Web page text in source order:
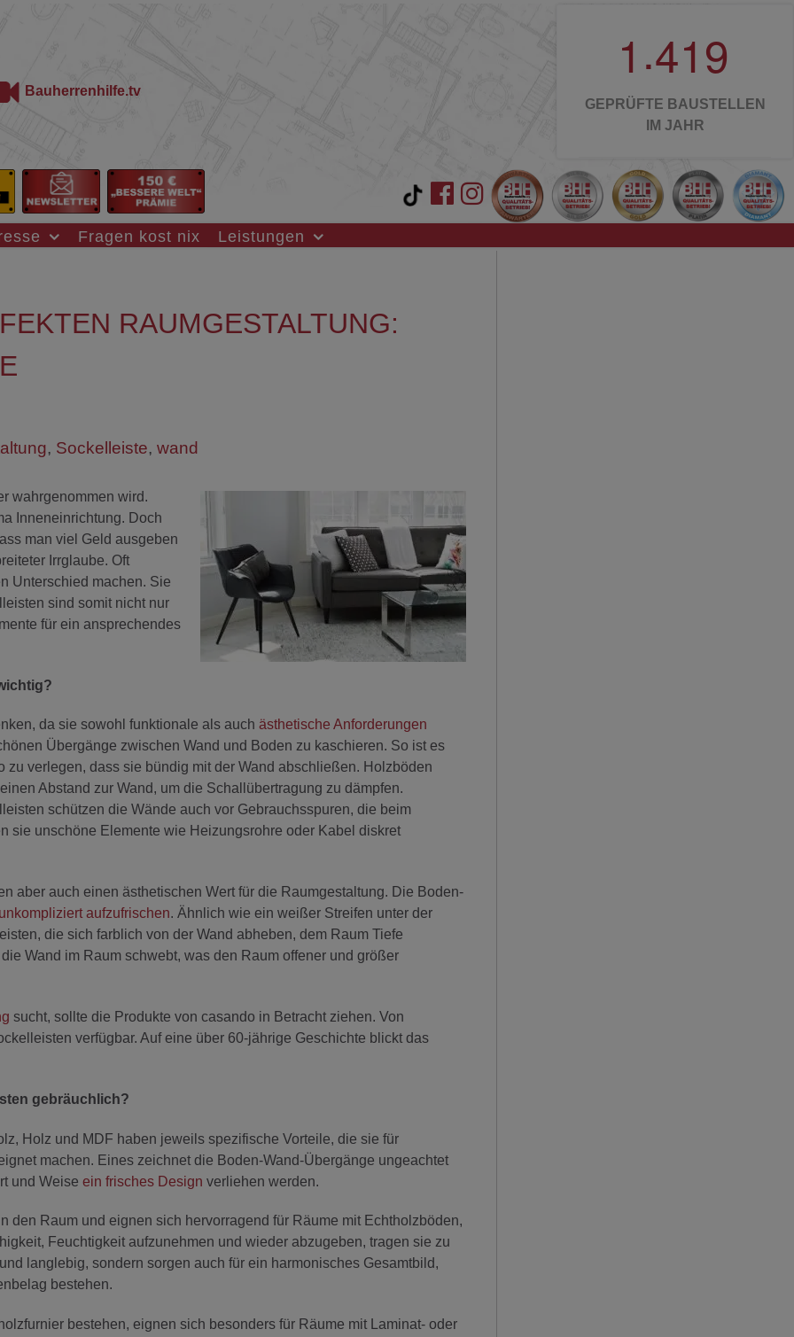
Bauherrenhilfe.tv
1 .419
GEPRÜFTE BAUSTELLEN
IM JAHR
Fragen kost nix Leistungen
RAUMGESTALTUNG:
, Sockelleiste, wand
wahrgenommen wird.
Inneneinrichtung. Doch
man viel Geld ausgeben
Irrglaube. Oft
Unterschied machen. Sie
sind somit nicht nur
für ein ansprechendes
da sie sowohl funktionale als auch ästhetische Anforderungen
Übergänge zwischen Wand und Boden zu kaschieren. So ist es
verlegen, dass sie bündig mit der Wand abschließen. Holzböden
Abstand zur Wand, um die Schallübertragung zu dämpfen.
schützen die Wände auch vor Gebrauchsspuren, die beim
sie unschöne Elemente wie Heizungsrohre oder Kabel diskret
aber auch einen ästhetischen Wert für die Raumgestaltung. Die Boden-
aufzufrischen. Ähnlich wie ein weißer Streifen unter der
die sich farblich von der Wand abheben, dem Raum Tiefe
Wand im Raum schwebt, was den Raum offener und größer
sucht, sollte die Produkte von casando in Betracht ziehen. Von
verfügbar. Auf eine über 60-jährige Geschichte blickt das
gebräuchlich?
Holz und MDF haben jeweils spezifische Vorteile, die sie für
machen. Eines zeichnet die Boden-Wand-Übergänge ungeachtet
und Weise ein frisches Design verliehen werden.
Raum und eignen sich hervorragend für Räume mit Echtholzböden,
Feuchtigkeit aufzunehmen und wieder abzugeben, tragen sie zu
langlebig, sondern sorgen auch für ein harmonisches Gesamtbild,
bestehen.
bestehen, eignen sich besonders für Räume mit Laminat- oder